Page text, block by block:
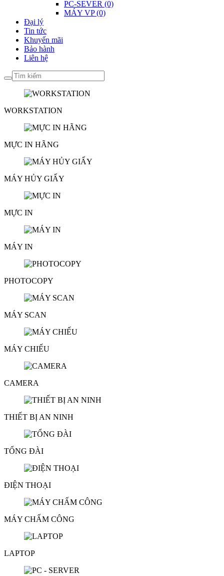
PC-SEVER (0)
MÁY VP (0)
Đại lý
Tin tức
Khuyến mãi
Bảo hành
Liên hệ
WORKSTATION
MỰC IN HÃNG
MÁY HỦY GIẤY
MỰC IN
MÁY IN
PHOTOCOPY
MÁY SCAN
MÁY CHIẾU
CAMERA
THIẾT BỊ AN NINH
TỔNG ĐÀI
ĐIỆN THOẠI
MÁY CHẤM CÔNG
LAPTOP